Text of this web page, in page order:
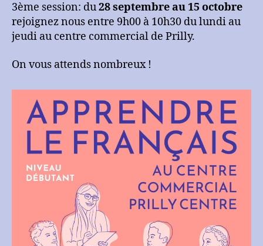
3ème session: du28 septembre au 15 octobre
rejoignez nous entre 9h00 à 10h30 du lundi au
jeudi au centre commercial de Prilly.
On vous attends nombreux !